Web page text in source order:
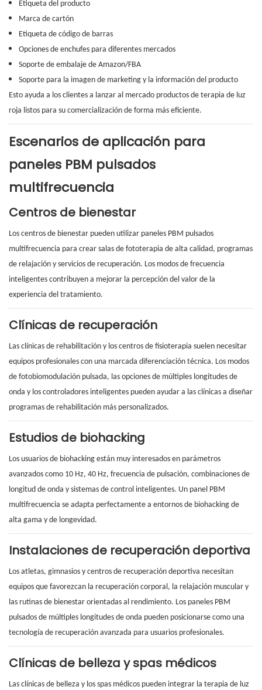
Etiqueta del producto
Marca de cartón
Etiqueta de código de barras
Opciones de enchufes para diferentes mercados
Soporte de embalaje de Amazon/FBA
Soporte para la imagen de marketing y la información del producto
Esto ayuda a los clientes a lanzar al mercado productos de terapia de luz
roja listos para su comercialización de forma más eficiente.
Escenarios de aplicación para
paneles PBM pulsados ​​
multifrecuencia
Centros de bienestar
Los centros de bienestar pueden utilizar paneles PBM pulsados ​​
multifrecuencia para crear salas de fototerapia de alta calidad, programas
de relajación y servicios de recuperación. Los modos de frecuencia
inteligentes contribuyen a mejorar la percepción del valor de la
experiencia del tratamiento.
Clínicas de recuperación
Las clínicas de rehabilitación y los centros de fisioterapia suelen necesitar
equipos profesionales con una marcada diferenciación técnica. Los modos
de fotobiomodulación pulsada, las opciones de múltiples longitudes de
onda y los controladores inteligentes pueden ayudar a las clínicas a diseñar
programas de rehabilitación más personalizados.
Estudios de biohacking
Los usuarios de biohacking están muy interesados ​​en parámetros
avanzados como 10 Hz, 40 Hz, frecuencia de pulsación, combinaciones de
longitud de onda y sistemas de control inteligentes. Un panel PBM
multifrecuencia se adapta perfectamente a entornos de biohacking de
alta gama y de longevidad.
Instalaciones de recuperación deportiva
Los atletas, gimnasios y centros de recuperación deportiva necesitan
equipos que favorezcan la recuperación corporal, la relajación muscular y
las rutinas de bienestar orientadas al rendimiento. Los paneles PBM
pulsados ​​de múltiples longitudes de onda pueden posicionarse como una
tecnología de recuperación avanzada para usuarios profesionales.
Clínicas de belleza y spas médicos
Las clínicas de belleza y los spas médicos pueden integrar la terapia de luz